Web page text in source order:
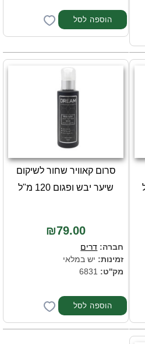
סרום קאוויר שחור לשיקום
שיער יבש ופגום 120 מ"ל
₪79.00
חברה: דרים
זמינות: יש במלאי
מק''ט: